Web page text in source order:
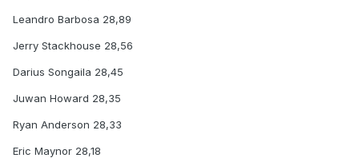
Leandro Barbosa 28,89
Jerry Stackhouse 28,56
Darius Songaila 28,45
Juwan Howard 28,35
Ryan Anderson 28,33
Eric Maynor 28,18